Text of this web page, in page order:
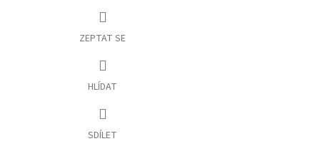
ZEPTAT SE
HLÍDAT
SDÍLET